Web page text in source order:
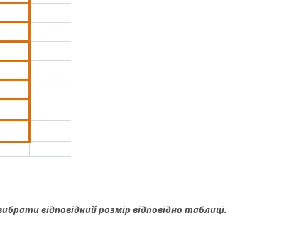
відповідний розмір відповідно таблиці.